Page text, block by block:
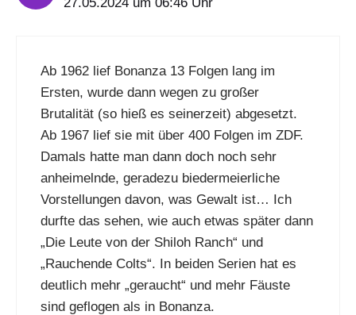
Ab 1962 lief Bonanza 13 Folgen lang im
Ersten, wurde dann wegen zu großer
Brutalität (so hieß es seinerzeit) abgesetzt.
Ab 1967 lief sie mit über 400 Folgen im ZDF.
Damals hatte man dann doch noch sehr
anheimelnde, geradezu biedermeierliche
Vorstellungen davon, was Gewalt ist… Ich
durfte das sehen, wie auch etwas später dann
„Die Leute von der Shiloh Ranch“ und
„Rauchende Colts“. In beiden Serien hat es
deutlich mehr „geraucht“ und mehr Fäuste
sind geflogen als in Bonanza.